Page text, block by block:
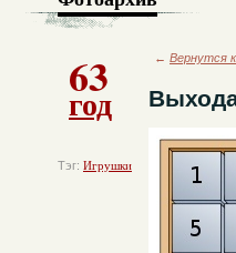
63
год
Тэг: Игрушки
← Вернутся